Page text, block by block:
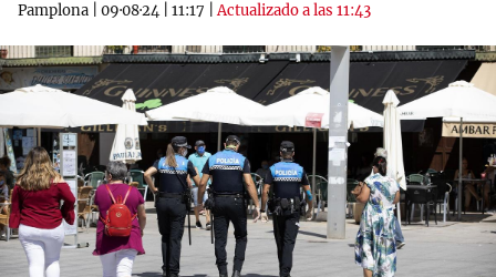
Pamplona
09·08·24 11:17 |Actualizado a las 11:43